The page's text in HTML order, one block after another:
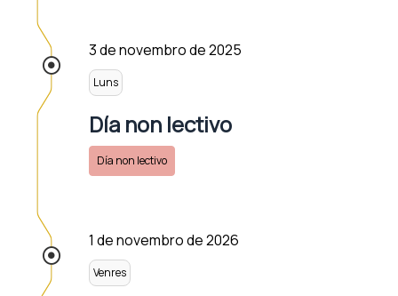
3 de novembro de 2025
Luns
Día non lectivo
Día non lectivo
1 de novembro de 2026
Venres